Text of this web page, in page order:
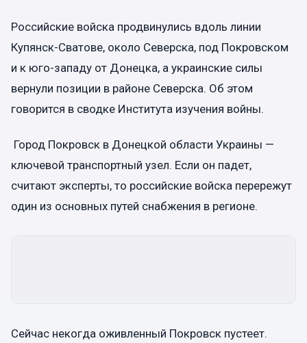
Российские войска продвинулись вдоль линии
Купянск-Сватове, около Северска, под Покровском
и к юго-западу от Донецка, а украинские силы
вернули позиции в районе Северска. Об этом
говорится в сводке Института изучения войны.
Город Покровск в Донецкой области Украины —
ключевой транспортный узел. Если он падет,
считают эксперты, то российские войска перережут
один из основных путей снабжения в регионе.
Сейчас некогда оживленный Покровск пустеет.